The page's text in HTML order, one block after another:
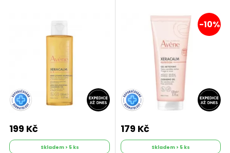
199 Kč
Skladem > 5 ks
-10%
179 Kč
Skladem > 5 ks